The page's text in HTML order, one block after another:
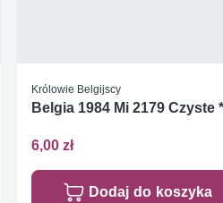
Królowie Belgijscy
Belgia 1984 Mi 2179 Czyste
6,00 zł
Dodaj do koszyka